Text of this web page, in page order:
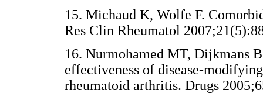
15. Michaud K, Wolfe F.
Res Clin Rheumatol
16. Nurmohamed MT, Dijkmans
effectiveness of disease-
rheumatoid arthritis. Drugs